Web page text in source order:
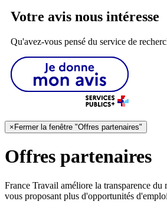
Votre avis nous intéresse
Qu'avez-vous pensé du service de
×Fermer la fenêtre "Offres partenaires"
Offres partenaires
France Travail améliore la transparence du
vous proposant plus d'opportunités